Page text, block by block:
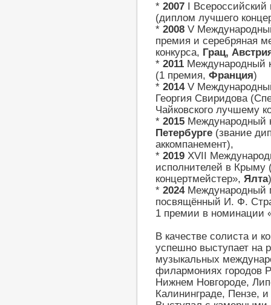
* 2007 I Всероссийский
(диплом лучшего
* 2008 V
премия и серебряная
конкурса, Грац,
* 2011 Международный
(1 премия, Франция)
* 2014V
Георгия Свиридова
Чайковского лучшему
* 2015 Международный
Петербурге (звание
аккомпанемент),
* 2019 XVII
исполнителей в
концертмейстер», Ялта)
* 2024Международный
посвящённый И. Ф.
1 премии в номинации
В качестве солиста и
успешно выступает на
музыкальных
филармониях городов
Нижнем Новгороде,
Калининграде, Пензе, и